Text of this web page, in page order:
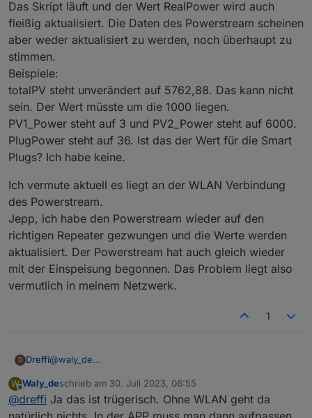
Das Skript läuft und der Wert RealPower wird auch
fleißig aktualisiert. Die Daten des Powerstream scheinen
aber weder aktualisiert zu werden, noch überhaupt zu
stimmen.
Beispiele:
totalPV steht unverändert auf 5762,88. Das kann nicht
sein. Der Wert müsste um die 1000 liegen.
PV1_Power steht auf 3 und PV2_Power steht auf 6000.
PlugPower steht auf 36. Ist das der Wert für die Smart
Plugs? Ich habe keine.
Ich vermute aktuell es liegt an der WLAN Verbindung
des Powerstream.
Jepp, ich habe den Powerstream wieder auf den
richtigen Repeater gezwungen und die Werte werden
aktualisiert. Der Powerstream hat auch gleich wieder
mit der Einspeisung begonnen. Das Problem liegt also
vermutlich in meinem Netzwerk.
1
D Dreffi@waly_de
sich die Einspeiseleistung des Powerstream nicht mehr
geändert und der Netzbezug ging damit teilweise ins
Negative (Einspeisung). Gegen 17:30 habe ich das
Abends schien es dann andauernd auszusetzen. Es
kann aber auch sein, dass da andere Probleme mit
reingespielt haben. Es gab gestern reichlich Updates bei
Zur Klarstellung: das Skript läuft weiter und die Objekte
W
Offline
Waly_deschrieb am 30. Juli 2023, 06:55
zuletzt editiert von
@dreffi Ja das ist trügerisch. Ohne WLAN geht da